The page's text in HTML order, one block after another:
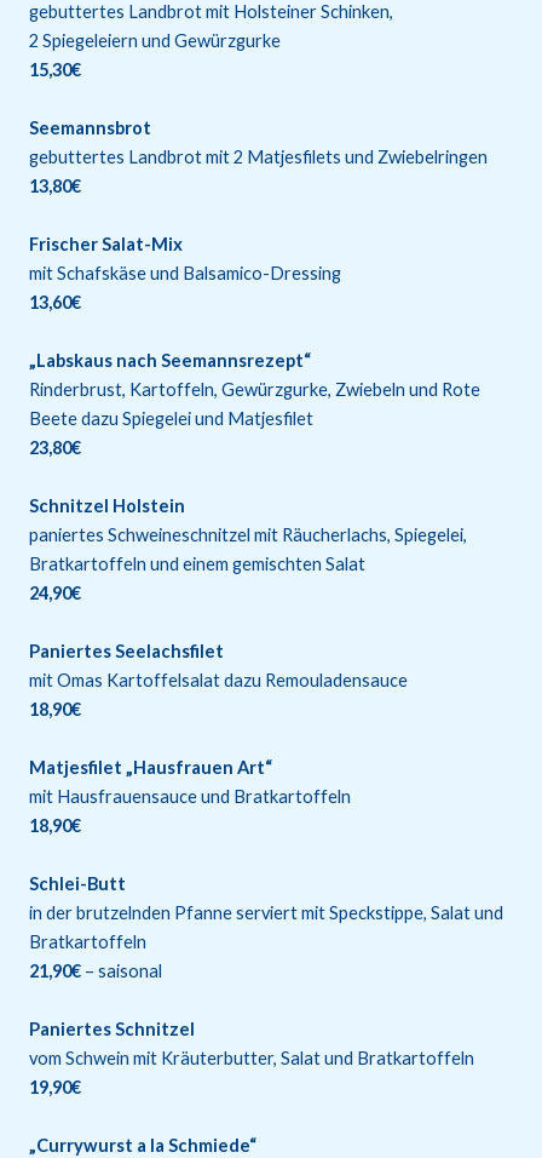
gebuttertes Landbrot mit Holsteiner Schinken,
2 Spiegeleiern und Gewürzgurke
15,30€
Seemannsbrot
gebuttertes Landbrot mit 2 Matjesfilets und Zwiebelringen
13,80€
Frischer Salat-Mix
mit Schafskäse und Balsamico-Dressing
13,60€
„Labskaus nach Seemannsrezept“
Rinderbrust, Kartoffeln, Gewürzgurke, Zwiebeln und Rote
Beete dazu Spiegelei und Matjesfilet
23,80€
Schnitzel Holstein
paniertes Schweineschnitzel mit Räucherlachs, Spiegelei,
Bratkartoffeln und einem gemischten Salat
24,90€
Paniertes Seelachsfilet
mit Omas Kartoffelsalat dazu Remouladensauce
18,90€
Matjesfilet „Hausfrauen Art“
mit Hausfrauensauce und Bratkartoffeln
18,90€
Schlei-Butt
in der brutzelnden Pfanne serviert mit Speckstippe, Salat und
Bratkartoffeln
21,90€ – saisonal
Paniertes Schnitzel
vom Schwein mit Kräuterbutter, Salat und Bratkartoffeln
19,90€
„Currywurst a la Schmiede“